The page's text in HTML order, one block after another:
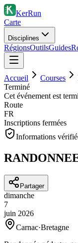
KerRun
Carte
Disciplines
RégionsOutilsGuides
Accueil Courses
Terminé
Cet événement est
Route
FR
Inscriptions fermées
Informations
Partager
dimanche
7
juin 2026
Carnac·Bretagne